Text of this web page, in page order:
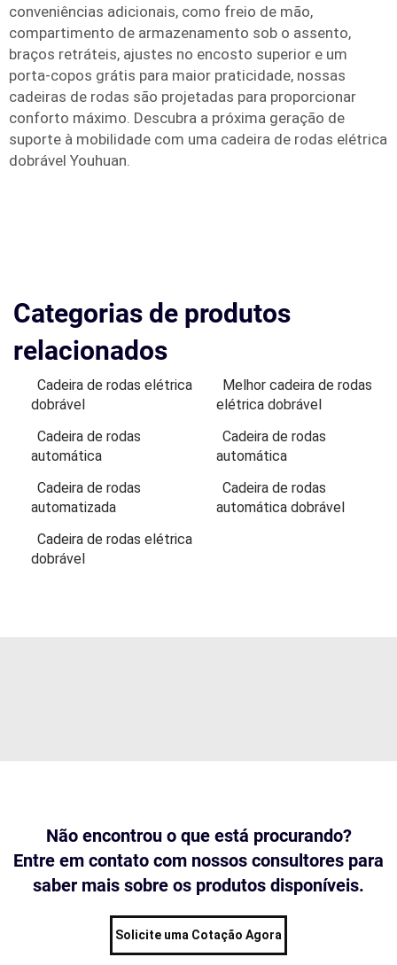
conveniências adicionais, como freio de mão,
compartimento de armazenamento sob o assento,
braços retráteis, ajustes no encosto superior e um
porta-copos grátis para maior praticidade, nossas
cadeiras de rodas são projetadas para proporcionar
conforto máximo. Descubra a próxima geração de
suporte à mobilidade com uma cadeira de rodas elétrica
dobrável Youhuan.
Categorias de produtos
relacionados
Cadeira de rodas elétrica
dobrável
Melhor cadeira de rodas
elétrica dobrável
Cadeira de rodas
automática
Cadeira de rodas
automática
Cadeira de rodas
automatizada
Cadeira de rodas
automática dobrável
Cadeira de rodas elétrica
dobrável
Não encontrou o que está procurando?
Entre em contato com nossos consultores para
saber mais sobre os produtos disponíveis.
Solicite uma Cotação Agora